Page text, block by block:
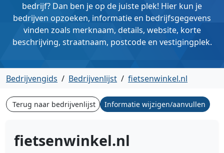
bedrijf? Dan ben je op de juiste plek! Hier kun je
bedrijven opzoeken, informatie en bedrijfsgegevens
vinden zoals merknaam, details, website, korte
beschrijving, straatnaam, postcode en vestigingplek.
Bedrijvengids / Bedrijvenlijst / fietsenwinkel.nl
Terug naar bedrijvenlijst Informatie wijzigen/aanvullen
fietsenwinkel.nl